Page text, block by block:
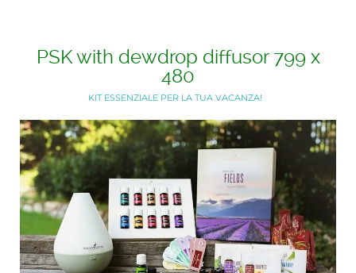
PSK with dewdrop diffusor 799 x
480
KIT ESSENZIALE PER LA TUA VACANZA!